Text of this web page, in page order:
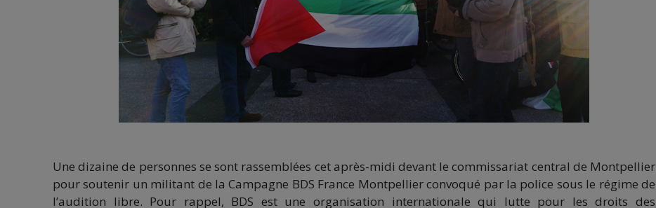
Une dizaine de personnes se sont rassemblées cet après-midi devant le commissariat central de Montpellier
pour soutenir un militant de la Campagne BDS France Montpellier convoqué par la police sous le régime de
l’audition libre. Pour rappel, BDS est une organisation internationale qui lutte pour les droits des